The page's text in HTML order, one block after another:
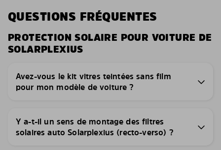
QUESTIONS FRÉQUENTES
PROTECTION SOLAIRE POUR VOITURE DE
SOLARPLEXIUS
Avez-vous le kit vitres teintées sans film
pour mon modèle de voiture ?
Y a-t-il un sens de montage des filtres
solaires auto Solarplexius (recto-verso) ?